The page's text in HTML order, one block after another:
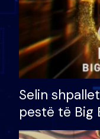
Selin
pestë të Big
çmimin e